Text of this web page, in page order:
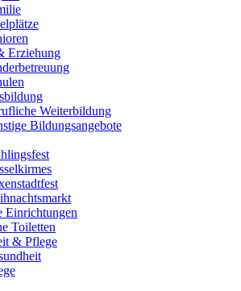
Erziehung
Weiterbildung
Bildungsangebote
Einrichtungen
Toiletten
& Pflege